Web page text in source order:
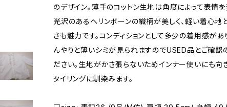
のデザイン。薄手のコットン生地は角度によって表情
光沢のあるヘリンボーンの織柄が美しく、軽い着心地
さも魅力です。コンディションとして多少の着用感があ
んやりと薄いシミが見られますのでUSED品とご確認
ださい。生地がかさ張らないためインナー使いにも向
タイリングに馴染みます。